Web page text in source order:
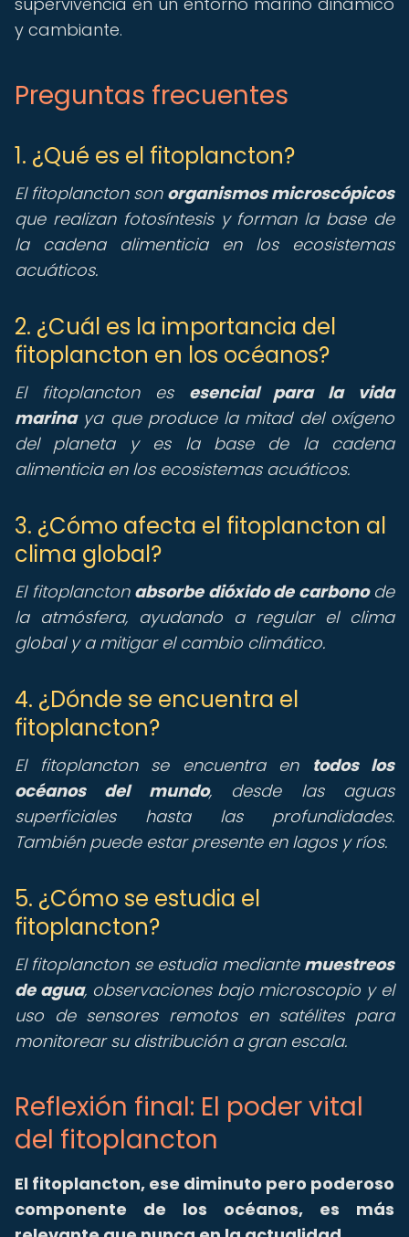
y cambiante.
Preguntas frecuentes
1. ¿Qué es el fitoplancton?
El fitoplancton son organismos microscópicos
que realizan fotosíntesis y forman la base de
la cadena alimenticia en los ecosistemas
acuáticos.
2. ¿Cuál es la importancia del
fitoplancton en los océanos?
El fitoplancton es esencial para la vida
marinaya que produce la mitad del oxígeno
del planeta y es la base de la cadena
alimenticia en los ecosistemas acuáticos.
3. ¿Cómo afecta el fitoplancton al
clima global?
El fitoplancton absorbe dióxido de carbonode
la atmósfera, ayudando a regular el clima
global y a mitigar el cambio climático.
4. ¿Dónde se encuentra el
fitoplancton?
El fitoplancton se encuentra en todos los
océanos del mundo, desde las aguas
superficiales hasta las profundidades.
También puede estar presente en lagos y ríos.
5. ¿Cómo se estudia el
fitoplancton?
El fitoplancton se estudia mediante muestreos
de agua, observaciones bajo microscopio y el
uso de sensores remotos en satélites para
monitorear su distribución a gran escala.
Reflexión final: El poder vital
del fitoplancton
El fitoplancton, ese diminuto pero poderoso
componente de los océanos, es más